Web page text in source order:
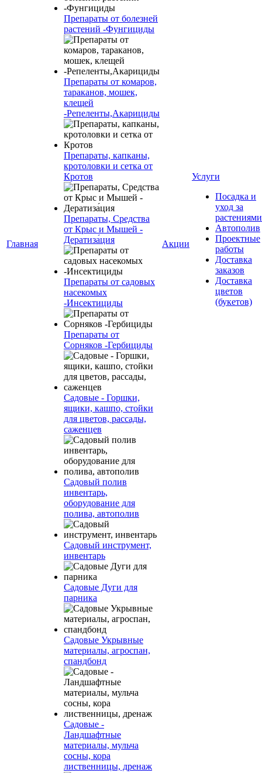
Главная
Препараты от болезней
растений -Фунгициды
Препараты от комаров,
тараканов, мошек,
клещей
-Репеленты,Акарициды
Препараты, капканы,
кротоловки и сетка от
Кротов
Препараты, Средства
от Крыс и Мышей -
Дератиза́ция
Препараты от садовых
насекомых
-Инсектициды
Препараты от
Сорняков -Гербициды
Садовые - Горшки,
ящики, кашпо, стойки
для цветов, рассады,
саженцев
Садовый полив
инвентарь,
оборудование для
полива, автополив
Садовый инструмент,
инвентарь
Садовые Дуги для
парника
Садовые Укрывные
материалы, агроспан,
спандбонд
Садовые -
Ландшафтные
материалы, мульча
сосны, кора
лиственницы, дренаж
Акции
Услуги
Посадка и
уход за
растениями
Автополив
Проектные
работы
Доставка
заказов
Доставка
цветов
(букетов)